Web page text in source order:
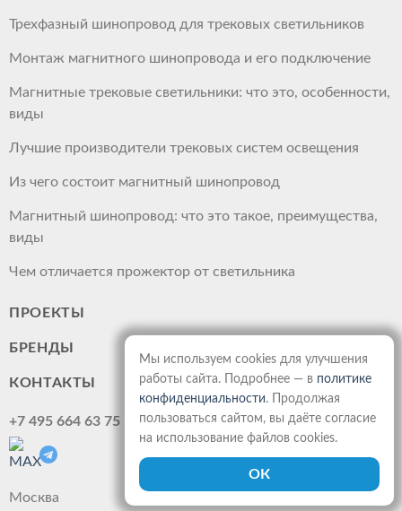
Трехфазный шинопровод для трековых светильников
Монтаж магнитного шинопровода и его подключение
Магнитные трековые светильники: что это, особенности,
виды
Лучшие производители трековых систем освещения
Из чего состоит магнитный шинопровод
Магнитный шинопровод: что это такое, преимущества,
виды
Чем отличается прожектор от светильника
ПРОЕКТЫ
БРЕНДЫ
КОНТАКТЫ
+7 495 664 63 75
Москва
Мы используем cookies для улучшения
работы сайта. Подробнее — в политике
конфиденциальности. Продолжая
пользоваться сайтом, вы даёте согласие
на использование файлов cookies.